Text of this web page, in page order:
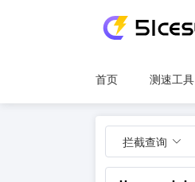
首页 测速工具
拦截查询